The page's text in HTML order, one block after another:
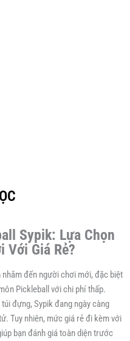
Sypik: Lựa Chọn
Với Giá Rẻ?
nhắm đến người chơi mới, đặc biệt
Pickleball với chi phí thấp.
đựng, Sypik đang ngày càng
Tuy nhiên, mức giá rẻ đi kèm với
bạn đánh giá toàn diện trước